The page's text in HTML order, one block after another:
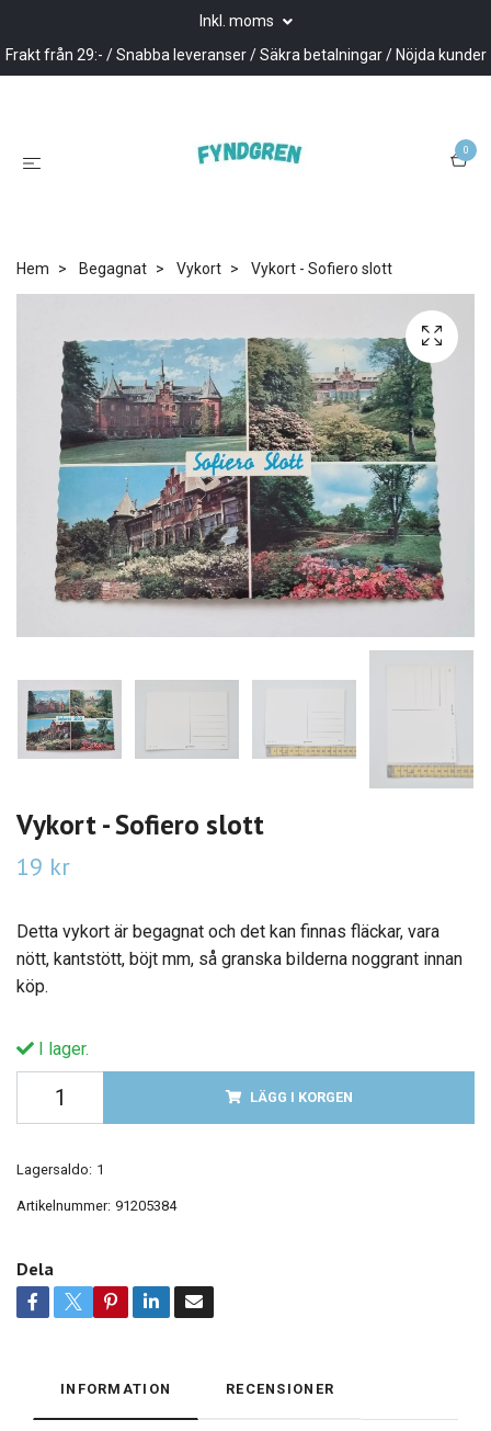
Inkl. moms
Frakt från 29:- / Snabba leveranser / Säkra betalningar / Nöjda kunder
0
Hem Begagnat Vykort Vykort - Sofiero slott
Vykort - Sofiero slott
19 kr
Detta vykort är begagnat och det kan finnas fläckar, vara
nött, kantstött, böjt mm, så granska bilderna noggrant innan
köp.
I lager.
LÄGG I KORGEN
Lagersaldo: 1
Artikelnummer: 91205384
Dela
INFORMATION RECENSIONER